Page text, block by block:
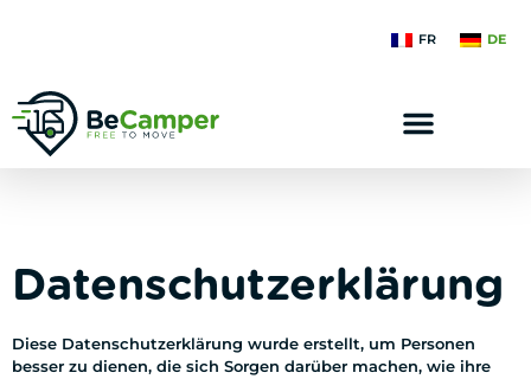
FR DE
Datenschutzerklärung
Diese Datenschutzerklärung wurde erstellt, um Personen
besser zu dienen, die sich Sorgen darüber machen, wie ihre